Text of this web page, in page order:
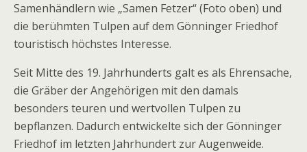
Samenhändlern wie „Samen Fetzer“ (Foto oben) und
die berühmten Tulpen auf dem Gönninger Friedhof
touristisch höchstes Interesse.
Seit Mitte des 19. Jahrhunderts galt es als Ehrensache,
die Gräber der Angehörigen mit den damals
besonders teuren und wertvollen Tulpen zu
bepflanzen. Dadurch entwickelte sich der Gönninger
Friedhof im letzten Jahrhundert zur Augenweide.